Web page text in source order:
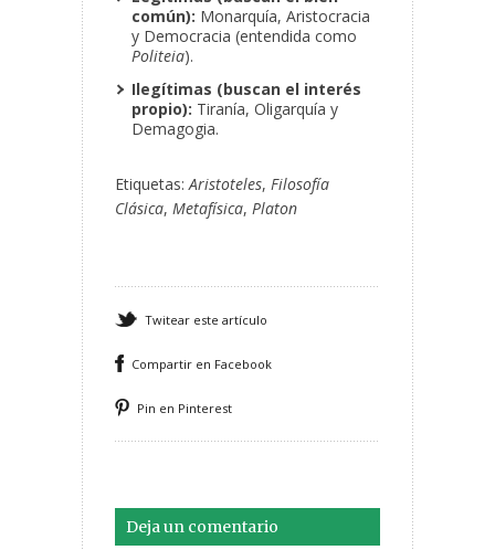
común): Monarquía, Aristocracia
y Democracia (entendida como
Politeia).
Ilegítimas (buscan el interés
propio): Tiranía, Oligarquía y
Demagogia.
Etiquetas:Aristoteles, Filosofía
Clásica, Metafísica, Platon
Twitear este artículo
Compartir en Facebook
Pin en Pinterest
Deja un comentario